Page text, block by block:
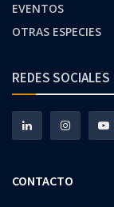
EVENTOS
OTRAS ESPECIES
REDES SOCIALES
CONTACTO